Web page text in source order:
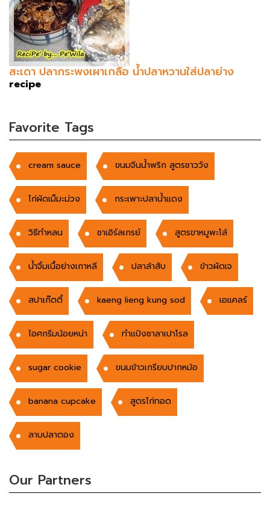
สะเดา ปลากระพงเผาเกลือ น้ำปลาหวานใส่ปลาย่าง
recipe
Favorite Tags
cream sauce ขนมจีนน้ำพริก สูตรชาววัง
ไก่ผัดเม็มะม่วง กระเพาะปลาน้ำแดง
วิธีทำหลน ชาเอิร์ลเกรย์ สูตรขาหมูพะโล้
น้ำจิ้มเนื้อย่างเกาหลี ปลาล้าสับ ข้าวผัดเจ
สปาเก๊ตตี้ kaeng lieng kung sod เอแคลร์
ไอศกรีมน้อยหน่า ทำแป้งซาลาเปาโรล
sugar cookie ขนมข้าวเกรียบปากหม้อ
banana cupcake สูตรไก่ทอด
ลาบปลาตอง
Our Partners